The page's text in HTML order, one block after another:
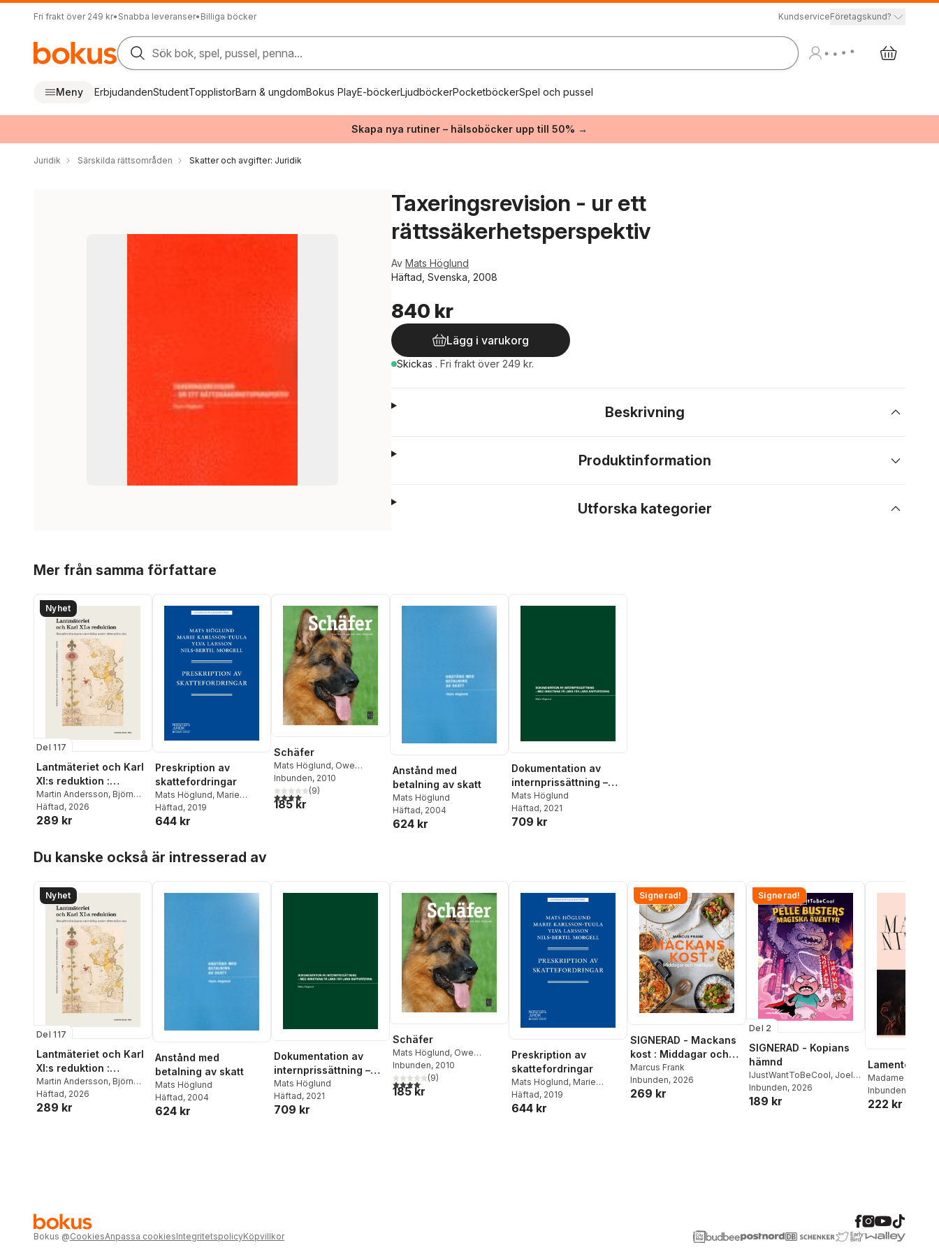
Fri frakt över 249 kr• Snabba leveranser• Billiga böcker KundserviceFöretagskund?
Sök bok, spel, pussel, penna...
Meny ErbjudandenStudentTopplistorBarn & ungdomBokus PlayE-böckerLjudböckerPocketböckerSpel och pussel
Skapa nya rutiner – hälsoböcker upp till 50% →
Juridik Särskilda rättsområden Skatter och avgifter: Juridik
Taxeringsrevision - ur ett
rättssäkerhetsperspektiv
Av Mats Höglund
Häftad, Svenska, 2008
840 kr
Lägg i varukorg
Skickas . Fri frakt över 249 kr.
Beskrivning
Produktinformation
Utforska kategorier
Mer från samma författare
Nyhet
Del 117
Lantmäteriet och Karl
XI:s reduktion :
statsförvaltningens
utveckling under
1600-talets slut
Martin Andersson, Björn
Asker,Annika Björklund
Lisa-Maria Cambladh
Larsson,Ingvar Lindqvist,
Thomas Porada,Cristina
Prytz,Clas Tollin,Göran
Ulväng,Anders Wästfelt
Häftad, 2026
289 kr
Preskription av
skattefordringar
Mats Höglund, Marie
Karlsson-Tuula
Larsson,
Häftad, 2019
644 kr
Schäfer
Mats Höglund, Owe
Buchmann
Inbunden, 2010
4,1utav 5 stjärnor. Totalt antal röster:
(9)
185 kr
Anstånd med
betalning av skatt
Mats Höglund
Häftad, 2004
624 kr
Dokumentation av
internprissättning –
med inriktning på
land-för-land-
rapportering
Mats Höglund
Häftad, 2021
709 kr
Du kanske också är intresserad av
Nyhet
Del 117
Lantmäteriet och Karl
XI:s reduktion :
statsförvaltningens
utveckling under
1600-talets slut
Martin Andersson, Björn
Asker,Annika Björklund
Lisa-Maria Cambladh
Häftad, 2026
289 kr
Anstånd med
betalning av skatt
Mats Höglund
Häftad, 2004
624 kr
Dokumentation av
internprissättning –
med inriktning på
land-för-land-
rapportering
Mats Höglund
Häftad, 2021
709 kr
Schäfer
Mats Höglund, Owe
Buchmann
Inbunden, 2010
4,1utav 5 stjärnor. Totalt antal röster:
(9)
185 kr
Preskription av
skattefordringar
Mats Höglund, Marie
Karlsson-Tuula
Larsson,
Häftad, 2019
644 kr
Signerad!
SIGNERAD - Mackans
kost : Middagar och
matlådor
Marcus Frank
Inbunden, 2026
269 kr
Signerad!
Del 2
SIGNERAD - Kopians
hämnd
IJustWantToBeCool, Joel
Adolphson,Emil Ejdemo
Beer ,Victor Beer
Inbunden, 2026
189 kr
Lamento
Madame Nielsen
Inbunden
222 kr
Bokus @CookiesAnpassa cookiesIntegritetspolicyKöpvillkor